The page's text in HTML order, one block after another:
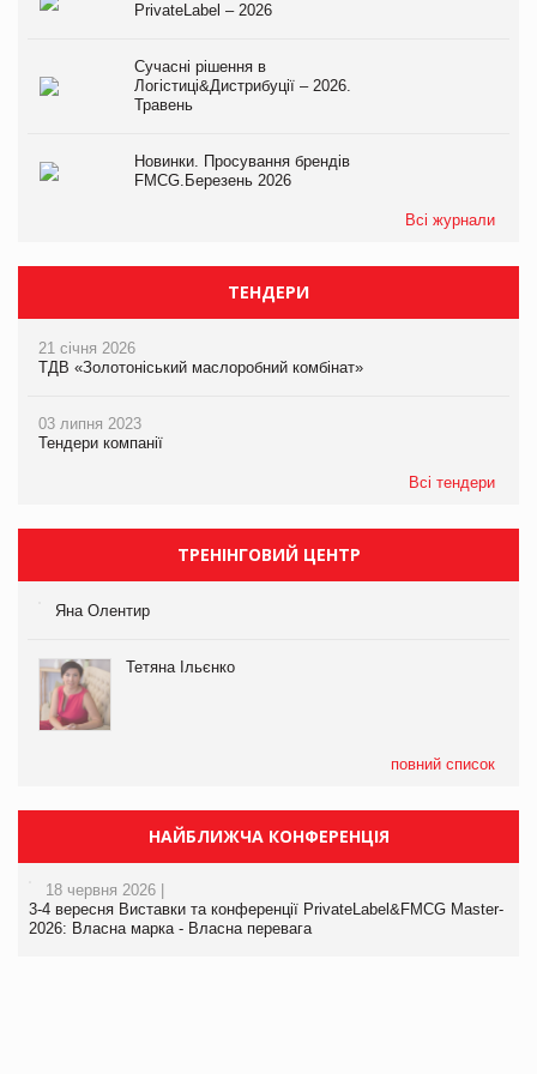
PrivateLabel – 2026
Сучасні рішення в
Логістиці&Дистрибуції – 2026.
Травень
Новинки. Просування брендів
FMCG.Березень 2026
Всі журнали
ТЕНДЕРИ
21 січня 2026
ТДВ «Золотоніський маслоробний комбінат»
03 липня 2023
Тендери компанії
Всі тендери
ТРЕНІНГОВИЙ ЦЕНТР
Яна Олентир
Тетяна Ільєнко
повний список
НАЙБЛИЖЧА КОНФЕРЕНЦІЯ
18 червня 2026 |
3-4 вересня Виставки та конференції PrivateLabel&FMCG Master-
2026: Власна марка - Власна перевага